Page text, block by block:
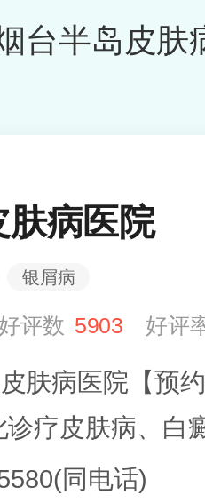
台半岛皮肤
病医院
银屑病
好评数 5903 好评
肤病医院【预
疗皮肤病、白
科常见病、多发
同电话)